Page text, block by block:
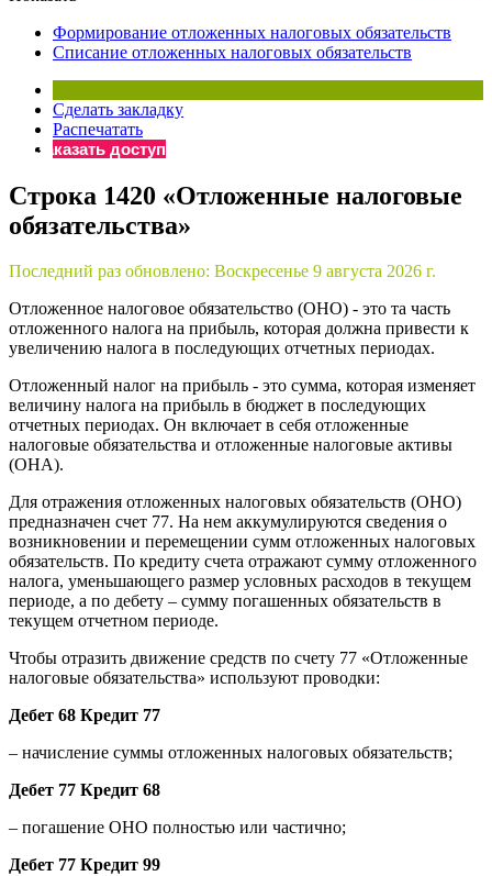
Бератор
«Практическая энциклопедия бухгалтера»
«Нормативные акты для бухгалтера»
Материалы электронного журнала
«Практическая бухгалтерия»
Формирование отложенных налоговых обязательств
Списание отложенных налоговых обязательств
Сделать закладку
Распечатать
Заказать доступ
Строка 1420 «Отложенные налоговые
обязательства»
Последний раз обновлено: Воскресенье 9 августа 2026 г.
Отложенное налоговое обязательство (ОНО) - это та часть
отложенного налога на прибыль, которая должна привести к
увеличению налога в последующих отчетных периодах.
Отложенный налог на прибыль - это сумма, которая изменяет
величину налога на прибыль в бюджет в последующих
отчетных периодах. Он включает в себя отложенные
налоговые обязательства и отложенные налоговые активы
(ОНА).
Для отражения отложенных налоговых обязательств (ОНО)
предназначен счет 77. На нем аккумулируются сведения о
возникновении и перемещении сумм отложенных налоговых
обязательств. По кредиту счета отражают сумму отложенного
налога, уменьшающего размер условных расходов в текущем
периоде, а по дебету – сумму погашенных обязательств в
текущем отчетном периоде.
Чтобы отразить движение средств по счету 77 «Отложенные
налоговые обязательства» используют проводки:
Дебет 68 Кредит 77
– начисление суммы отложенных налоговых обязательств;
Дебет 77 Кредит 68
– погашение ОНО полностью или частично;
Дебет 77 Кредит 99